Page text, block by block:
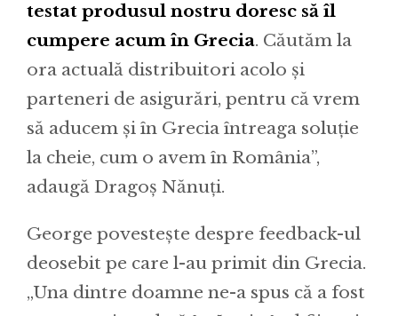
testat produsul nostru doresc să îl
cumpere acum în Grecia. Căutăm la
ora actuală distribuitori acolo și
parteneri de asigurări, pentru că vrem
să aducem și în Grecia întreaga soluție
la cheie, cum o avem în România”,
adaugă Dragoș Nănuți.
George povestește despre feedback-ul
deosebit pe care l-au primit din Grecia.
„Una dintre doamne ne-a spus că a fost